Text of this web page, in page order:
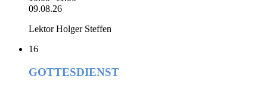
09.08.26
Lektor Holger Steffen
16
GOTTESDIENST